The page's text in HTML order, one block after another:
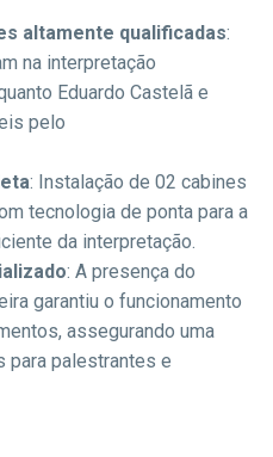
altamente qualificadas:
na interpretação
Eduardo Castelã e
pelo
: Instalação de 02 cabines
tecnologia de ponta para a
da interpretação.
: A presença do
garantiu o funcionamento
assegurando uma
para palestrantes e